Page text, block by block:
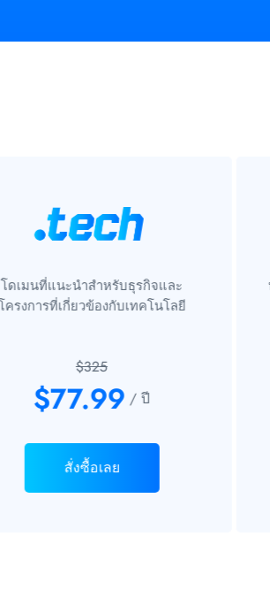
โดเมนที่แนะนำสำหรับธุรกิจและ
ครงการที่เกี่ยวข้องกับเทคโนโลยี
$325
$77.99 / ปี
สั่งซื้อเลย